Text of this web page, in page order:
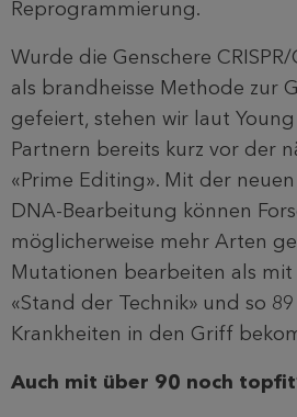
Reprogrammierung.
Wurde die Genschere
als brandheisse Methode zur
gefeiert, stehen wir laut
Partnern bereits kurz vor der
«Prime Editing». Mit der
DNA-Bearbeitung können
möglicherweise mehr Arten
Mutationen bearbeiten als
«Stand der Technik» und so
Krankheiten in den Griff
Auch mit über 90 noch